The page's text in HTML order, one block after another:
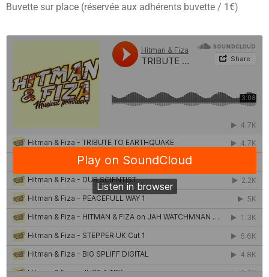
Buvette sur place (réservée aux adhérents buvette / 1€)